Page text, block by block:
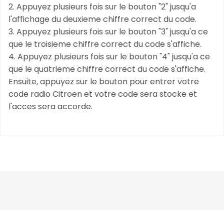
2. Appuyez plusieurs fois sur le bouton "2" jusqu'a
l'affichage du deuxieme chiffre correct du code.
3. Appuyez plusieurs fois sur le bouton "3" jusqu'a ce
que le troisieme chiffre correct du code s'affiche.
4. Appuyez plusieurs fois sur le bouton "4" jusqu'a ce
que le quatrieme chiffre correct du code s'affiche.
Ensuite, appuyez sur le bouton pour entrer votre
code radio Citroen et votre code sera stocke et
l'acces sera accorde.